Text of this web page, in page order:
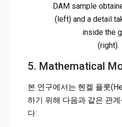
DAM sample
(left) and a detail
inside the
(right).
5. Mathematical
본 연구에서는 헨켈 플롯
하기 위해 다음과 같은 관
다: